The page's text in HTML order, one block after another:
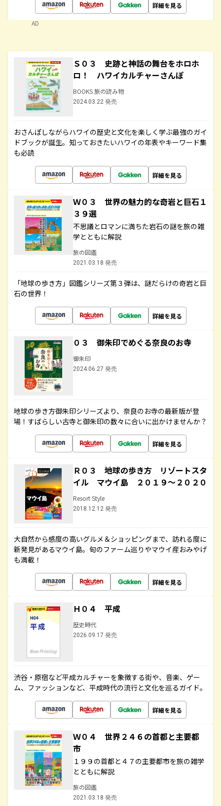
詳細を見る
AD
Ｓ０３ 史跡と神話の舞台をホロホ
ロ！ ハワイカルチャーさんぽ
BOOKS 旅の読み物
2024.03.22 発売
おさんぽしながらハワイの歴史と文化を楽しく学ぶ最強のガイ
ドブックが誕生。知っておきたいハワイの年表やキーワード集
も必読
詳細を見る
Ｗ０３ 世界の魅力的な奇岩と巨石１
３９選
不思議とロマンに満ちた岩石の謎を旅の雑
学とともに解説
旅の図鑑
2021.03.18 発売
「地球の歩き方」図鑑シリーズ第３弾は、謎だらけの奇岩と巨
石の世界！
詳細を見る
０３ 御朱印でめぐる奈良のお寺
御朱印
2024.06.27 発売
地球の歩き方御朱印シリーズより、奈良のお寺の最新版が登
場！すばらしい古寺と御朱印の数々に合いに出かけませんか？
詳細を見る
Ｒ０３ 地球の歩き方 リゾートスタ
イル マウイ島 ２０１９～２０２０
Resort Style
2018.12.12 発売
大自然から感度の高いグルメ＆ショッピングまで、訪れる度に
新発見があるマウイ島。旬のファーム巡りやマウイ産おみやげ
も満載！
詳細を見る
Ｈ０４ 平成
歴史時代
2026.09.17 発売
渋谷・原宿など平成カルチャーを象徴する街や、音楽、ゲー
ム、ファッションなど、平成時代の流行と文化を巡るガイド。
詳細を見る
Ｗ０４ 世界２４６の首都と主要都
市
１９９の首都と４７の主要都市を旅の雑学
とともに解説
旅の図鑑
2021.03.18 発売